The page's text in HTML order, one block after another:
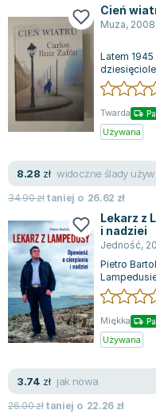
Cień
Muza, 2008
Latem
znajduje
Twarda
Używana
8.28 zł widoczne ślady
34.90złtaniej o 26.62 zł
Lekarz z
i nadziei
Jedność,
Pietro
pomoc
Miękka
Używana
3.74 zł jak nowa
26.00złtaniej o 22.26 zł